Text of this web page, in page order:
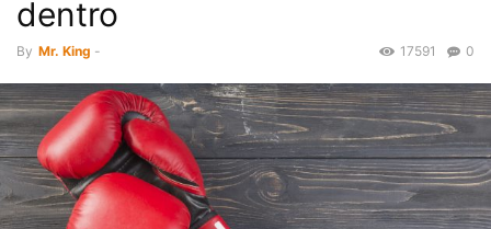
dentro
By Mr. King - 0
17591